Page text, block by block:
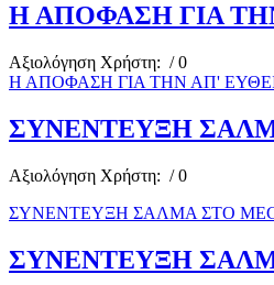
Η ΑΠΟΦΑΣΗ ΓΙΑ
Αξιολόγηση Χρήστη: / 0
Η ΑΠΟΦΑΣΗ ΓΙΑ ΤΗΝ ΑΠ'
ΣΥΝΕΝΤΕΥΞΗ
Αξιολόγηση Χρήστη: / 0
ΣΥΝΕΝΤΕΥΞΗ ΣΑΛΜΑ ΣΤΟ
ΣΥΝΕΝTEΥΞΗ